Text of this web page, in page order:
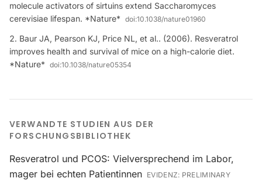
molecule activators of sirtuins extend Saccharomyces
cerevisiae lifespan. *Nature* doi:10.1038/nature01960
Baur JA, Pearson KJ, Price NL, et al.. (2006). Resveratrol
improves health and survival of mice on a high-calorie diet.
*Nature* doi:10.1038/nature05354
VERWANDTE STUDIEN AUS DER
FORSCHUNGSBIBLIOTHEK
Resveratrol und PCOS: Vielversprechend im Labor,
mager bei echten Patientinnen EVIDENZ: PRELIMINARY